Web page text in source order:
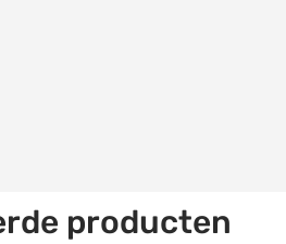
producten